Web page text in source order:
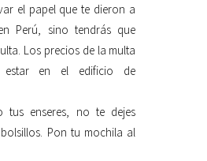
el papel que te dieron a
Perú, sino tendrás que
Los precios de la multa
estar en el edificio de
tus enseres, no te dejes
Pon tu mochila al